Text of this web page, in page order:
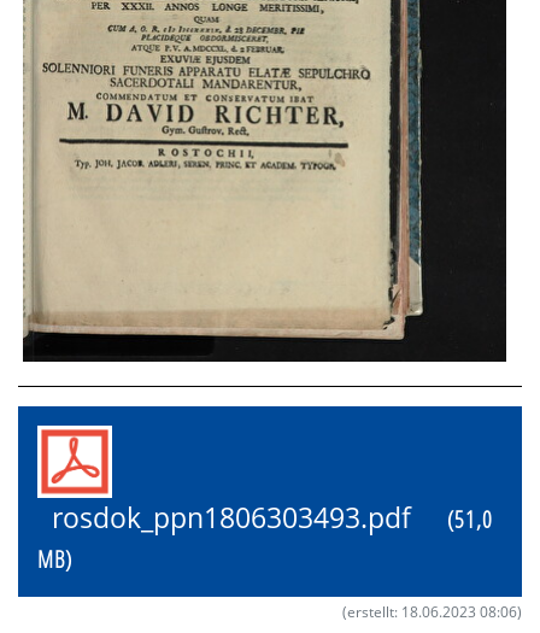
rosdok_ppn1806303493.pdf
(51,0
MB)
(erstellt: 18.06.2023 08:06)